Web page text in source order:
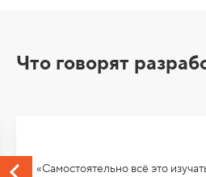
Что говорят
«Cамостоятельно всё это